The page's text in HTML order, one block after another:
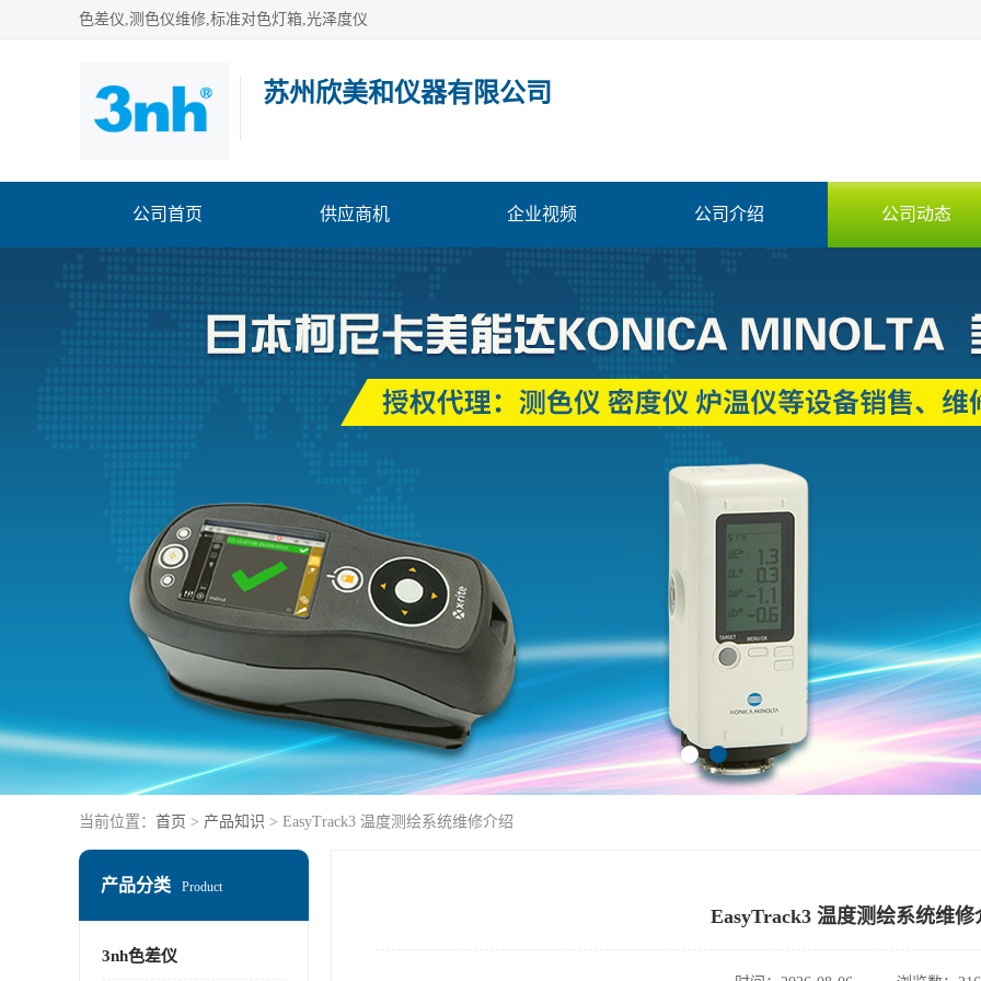
色差仪,测色仪维修,标准对色灯箱,光泽度仪
苏州欣美和仪器有限公司
公司首页 供应商机 企业视频 公司介绍 公司动态
当前位置： 首页 > 产品知识 > EasyTrack3 温度测绘系统维修介绍
产品分类 Product
3nh色差仪
EasyTrack3 温度测绘系统维修